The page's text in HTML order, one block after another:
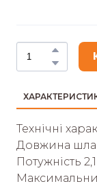
Технічні
Довжина
Потужність